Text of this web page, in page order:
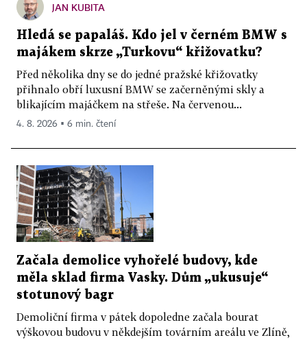
JAN KUBITA
Hledá se papaláš. Kdo jel v černém BMW s
majákem skrze „Turkovu“ křižovatku?
Před několika dny se do jedné pražské křižovatky
přihnalo obří luxusní BMW se začerněnými skly a
blikajícím majáčkem na střeše. Na červenou...
4. 8. 2026 ▪ 6 min. čtení
Začala demolice vyhořelé budovy, kde
měla sklad firma Vasky. Dům „ukusuje“
stotunový bagr
Demoliční firma v pátek dopoledne začala bourat
výškovou budovu v někdejším továrním areálu ve Zlíně,